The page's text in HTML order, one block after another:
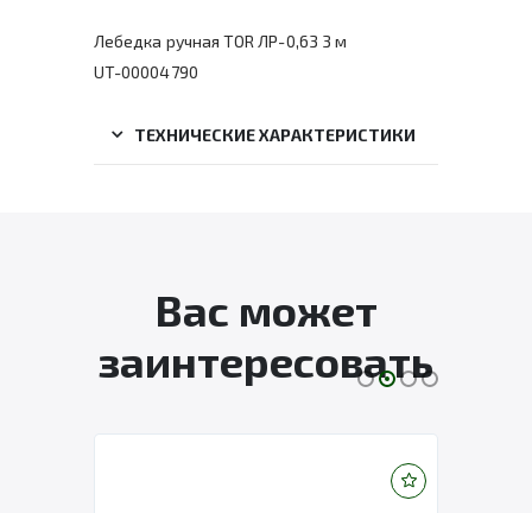
Лебедка ручная TOR ЛР-0,63 3 м
UT-00004790
ТЕХНИЧЕСКИЕ ХАРАКТЕРИСТИКИ
Вас может
заинтересовать